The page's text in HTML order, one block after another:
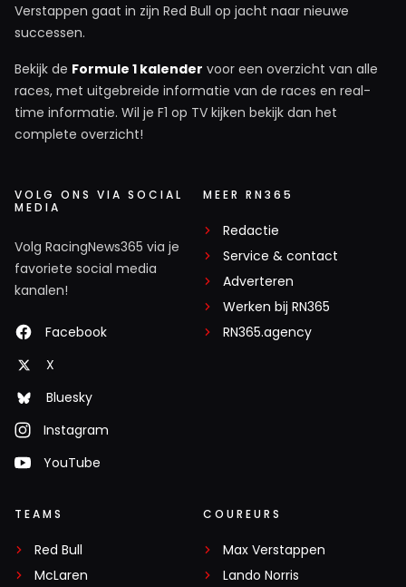
Verstappen gaat in zijn Red Bull op jacht naar nieuwe
successen.
Bekijk de Formule 1 kalender voor een overzicht van alle
races, met uitgebreide informatie van de races en real-
time informatie. Wil je F1 op TV kijken bekijk dan het
complete overzicht!
VOLG ONS VIA SOCIAL
MEDIA
Volg RacingNews365 via je
favoriete social media
kanalen!
Facebook
X
Bluesky
Instagram
YouTube
MEER RN365
Redactie
Service & contact
Adverteren
Werken bij RN365
RN365.agency
TEAMS
Red Bull
McLaren
COUREURS
Max Verstappen
Lando Norris